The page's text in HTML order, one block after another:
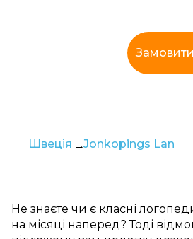
Швеція Jonkopings Lan
Не знаєте чи є класні
на місяці наперед? Тоді